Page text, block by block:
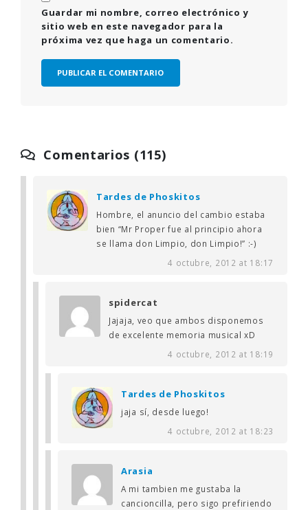
Guardar mi nombre, correo electrónico y
sitio web en este navegador para la
próxima vez que haga un comentario.
Comentarios (115)
Tardes de Phoskitos
Hombre, el anuncio del cambio estaba
bien “Mr Proper fue al principio ahora
se llama don Limpio, don Limpio!” :-)
4 octubre, 2012 at 18:17
spidercat
Jajaja, veo que ambos disponemos
de excelente memoria musical xD
4 octubre, 2012 at 18:19
Tardes de Phoskitos
jaja sí, desde luego!
4 octubre, 2012 at 18:23
Arasia
A mi tambien me gustaba la
cancioncilla, pero sigo prefiriendo